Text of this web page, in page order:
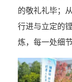
的敬礼礼毕；
行进与立定的
炼，每一处细